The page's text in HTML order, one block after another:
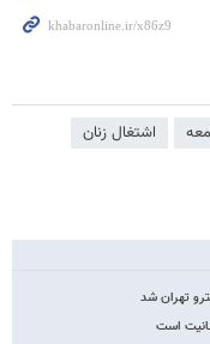
اشتغال زنان
تهران شد
است